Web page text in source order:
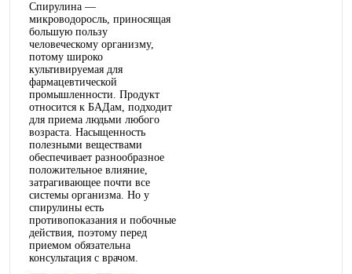
Спирулина —
микроводоросль, приносящая
большую пользу
человеческому организму,
потому широко
культивируемая для
фармацевтической
промышленности. Продукт
относится к БАДам, подходит
для приема людьми любого
возраста. Насыщенность
полезными веществами
обеспечивает разнообразное
положительное влияние,
затрагивающее почти все
системы организма. Но у
спирулины есть
противопоказания и побочные
действия, поэтому перед
приемом обязательна
консультация с врачом.